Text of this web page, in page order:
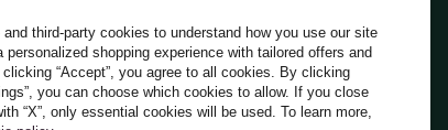
Italiano
third-party cookies to understand how you use our site
personalized shopping experience with tailored offers and
“Accept”, you agree to all cookies. By clicking
you can choose which cookies to allow. If you close
“X”, only essential cookies will be used. To learn more,